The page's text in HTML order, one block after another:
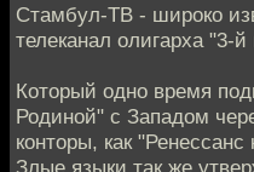
Стамбул-ТВ - широко
телеканал олигарха "3-
Который одно время
Родиной" с Западом
конторы, как
Злые языки так же